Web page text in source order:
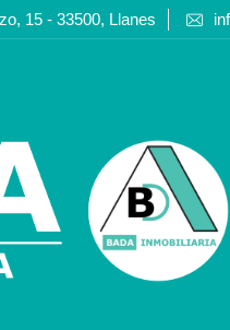
15 - 33500, Llanes